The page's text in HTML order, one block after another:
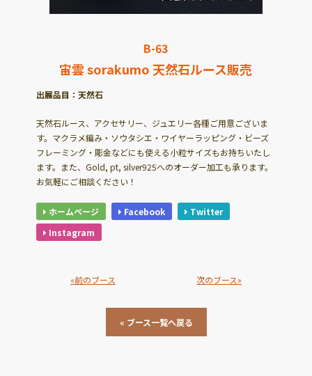
B-63
宙雲 sorakumo 天然石ルース販売
出展品目：天然石
天然石ルース、アクセサリー、ジュエリー各種ご用意ございま
す。マクラメ編み・ソウタシエ・ワイヤーラッピング・ビーズ
フレーミング・彫金などにも使える小粒サイズもお持ちいたし
ます。また、Gold, pt, silver925へのオーダー加工も承ります。
お気軽にご相談ください！
ホームページ Facebook
Twitter
Instagram
«前のブース 次のブース»
« ブース一覧へ戻る